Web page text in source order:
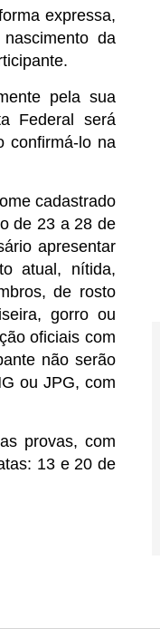
expressa,
da
pela sua
Federal será
confirmá-lo na
cadastrado
de 23 a 28 de
apresentar
atual, nítida,
de rosto
gorro ou
oficiais com
não serão
ou JPG, com
provas, com
13 e 20 de